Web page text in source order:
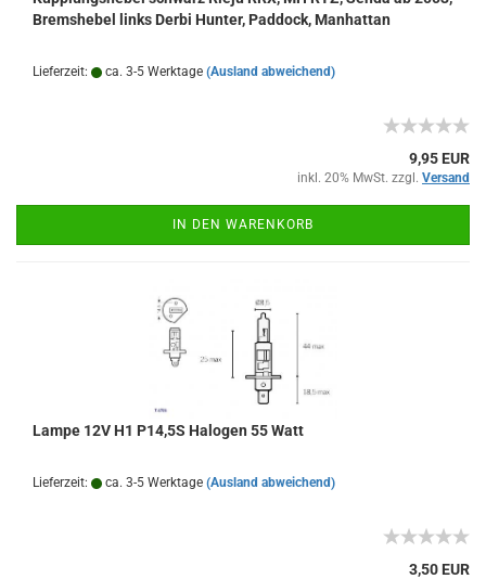
Bremshebel links Derbi Hunter, Paddock, Manhattan
Lieferzeit: ca. 3-5 Werktage (Ausland abweichend)
9,95 EUR
inkl. 20% MwSt. zzgl. Versand
IN DEN WARENKORB
Lampe 12V H1 P14,5S Halogen 55 Watt
Lieferzeit: ca. 3-5 Werktage (Ausland abweichend)
3,50 EUR